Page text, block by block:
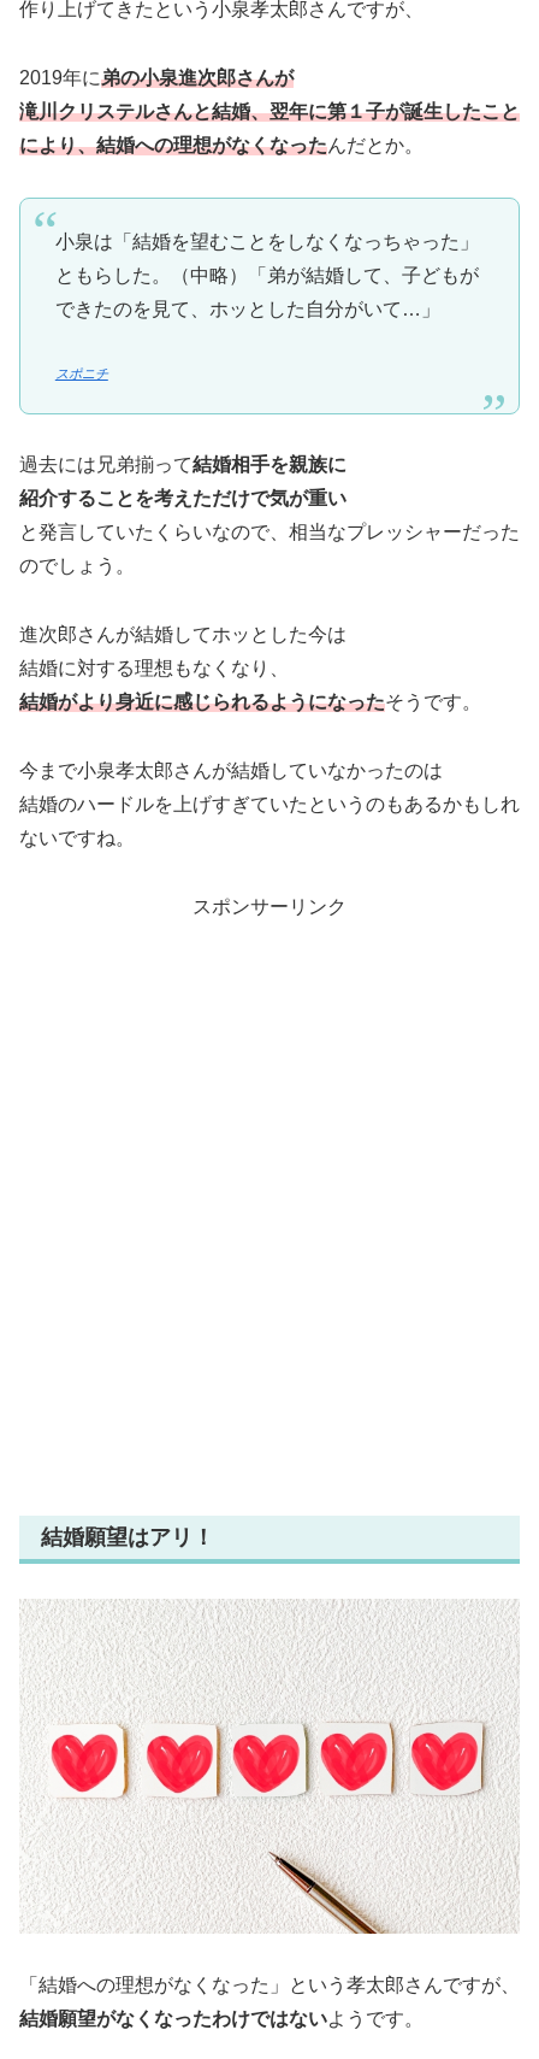
作り上げてきたという小泉孝太郎さんですが、
2019年に弟の小泉進次郎さんが
滝川クリステルさんと結婚、翌年に第１子が誕生したこと
により、結婚への理想がなくなったんだとか。
小泉は「結婚を望むことをしなくなっちゃった」
ともらした。（中略）「弟が結婚して、子どもが
できたのを見て、ホッとした自分がいて…」
スポニチ
過去には兄弟揃って結婚相手を親族に
紹介することを考えただけで気が重い
と発言していたくらいなので、相当なプレッシャーだった
のでしょう。
進次郎さんが結婚してホッとした今は
結婚に対する理想もなくなり、
結婚がより身近に感じられるようになったそうです。
今まで小泉孝太郎さんが結婚していなかったのは
結婚のハードルを上げすぎていたというのもあるかもしれ
ないですね。
スポンサーリンク
結婚願望はアリ！
「結婚への理想がなくなった」という孝太郎さんですが、
結婚願望がなくなったわけではないようです。